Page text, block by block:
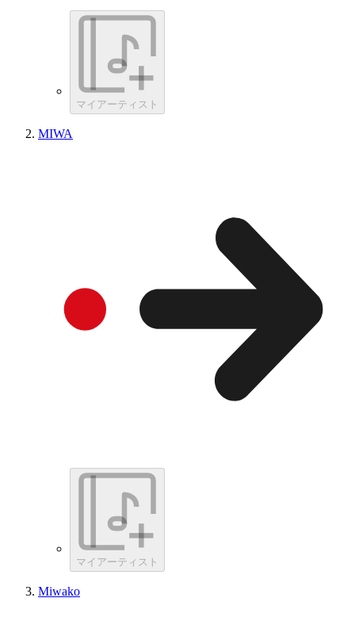
マイアーティスト
MIWA
マイアーティスト
Miwako